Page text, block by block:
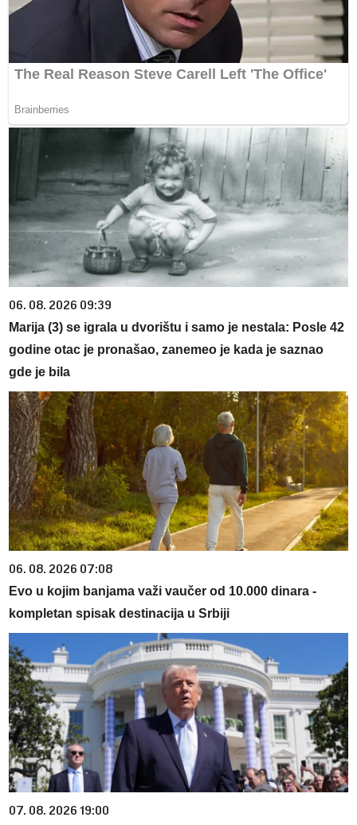
06. 08. 2026 09:39
Marija (3) se igrala u dvorištu i samo je nestala: Posle 42
godine otac je pronašao, zanemeo je kada je saznao
gde je bila
06. 08. 2026 07:08
Evo u kojim banjama važi vaučer od 10.000 dinara -
kompletan spisak destinacija u Srbiji
07. 08. 2026 19:00